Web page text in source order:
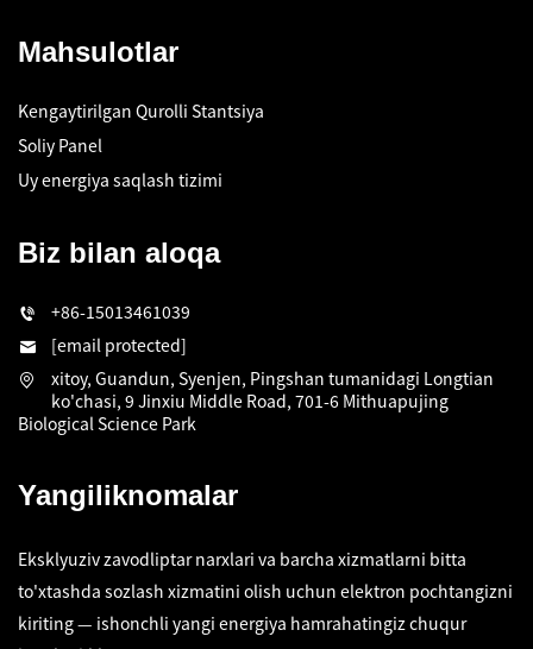
Mahsulotlar
Kengaytirilgan Qurolli Stantsiya
Soliy Panel
Uy energiya saqlash tizimi
Biz bilan aloqa
+86-15013461039
[email protected]
xitoy, Guandun, Syenjen, Pingshan tumanidagi Longtian
ko'chasi, 9 Jinxiu Middle Road, 701-6 Mithuapujing
Biological Science Park
Yangiliknomalar
Eksklyuziv zavodliptar narxlari va barcha xizmatlarni bitta
to'xtashda sozlash xizmatini olish uchun elektron pochtangizni
kiriting — ishonchli yangi energiya hamrahatingiz chuqur